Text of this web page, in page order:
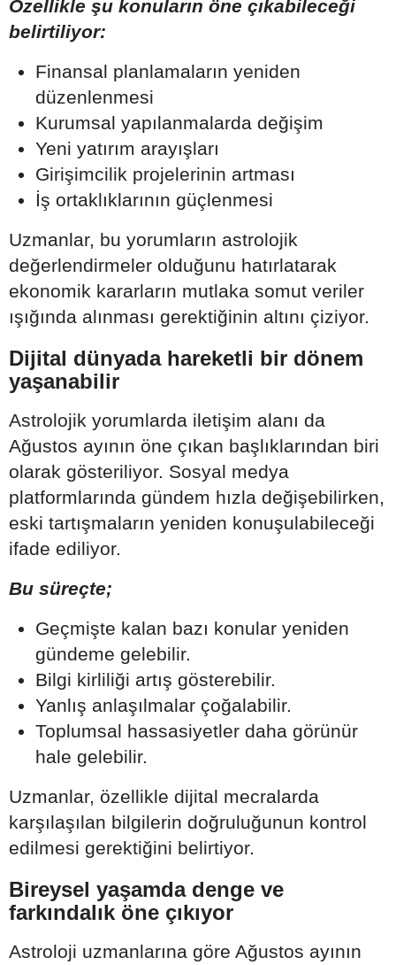
Özellikle şu konuların öne çıkabileceği
belirtiliyor:
Finansal planlamaların yeniden
düzenlenmesi
Kurumsal yapılanmalarda değişim
Yeni yatırım arayışları
Girişimcilik projelerinin artması
İş ortaklıklarının güçlenmesi
Uzmanlar, bu yorumların astrolojik
değerlendirmeler olduğunu hatırlatarak
ekonomik kararların mutlaka somut veriler
ışığında alınması gerektiğinin altını çiziyor.
Dijital dünyada hareketli bir dönem
yaşanabilir
Astrolojik yorumlarda iletişim alanı da
Ağustos ayının öne çıkan başlıklarından biri
olarak gösteriliyor. Sosyal medya
platformlarında gündem hızla değişebilirken,
eski tartışmaların yeniden konuşulabileceği
ifade ediliyor.
Bu süreçte;
Geçmişte kalan bazı konular yeniden
gündeme gelebilir.
Bilgi kirliliği artış gösterebilir.
Yanlış anlaşılmalar çoğalabilir.
Toplumsal hassasiyetler daha görünür
hale gelebilir.
Uzmanlar, özellikle dijital mecralarda
karşılaşılan bilgilerin doğruluğunun kontrol
edilmesi gerektiğini belirtiyor.
Bireysel yaşamda denge ve
farkındalık öne çıkıyor
Astroloji uzmanlarına göre Ağustos ayının